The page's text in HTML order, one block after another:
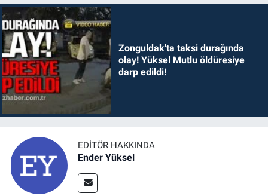
Zonguldak'ta taksi durağında
olay! Yüksel Mutlu öldüresiye
darp edildi!
EDITÖR HAKKINDA
Ender Yüksel